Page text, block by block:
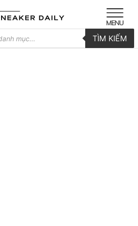
TÌM KIẾM